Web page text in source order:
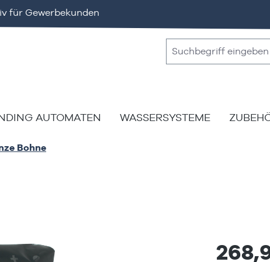
für Gewerbekunden
AUTOMATEN WASSERSYSTEME
Bohne